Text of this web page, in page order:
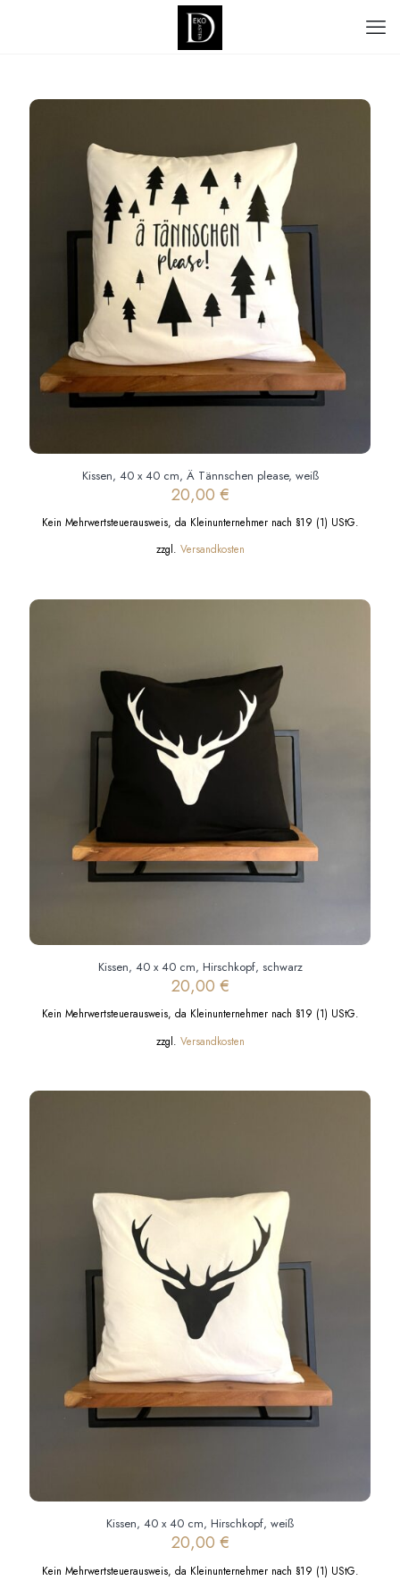
Kissen, 40 x 40 cm, Ä Tännschen please, weiß
20,00 €
Kein Mehrwertsteuerausweis, da Kleinunternehmer nach §19 (1) UStG.
zzgl. Versandkosten
Kissen, 40 x 40 cm, Hirschkopf, schwarz
20,00 €
Kein Mehrwertsteuerausweis, da Kleinunternehmer nach §19 (1) UStG.
zzgl. Versandkosten
Kissen, 40 x 40 cm, Hirschkopf, weiß
20,00 €
Kein Mehrwertsteuerausweis, da Kleinunternehmer nach §19 (1) UStG.